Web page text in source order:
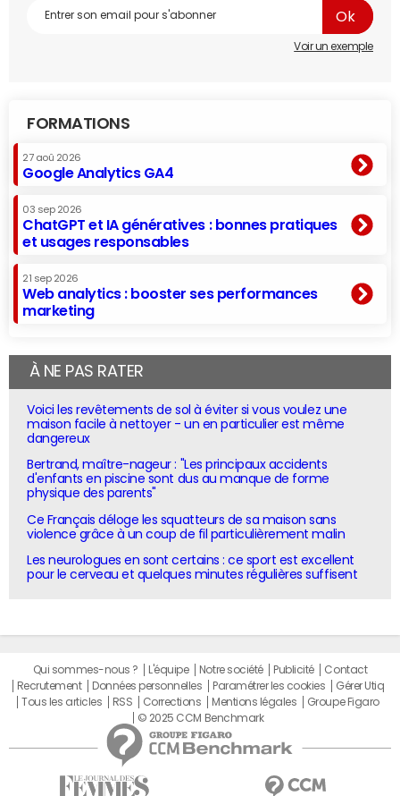
Voir un exemple
FORMATIONS
27 aoû 2026
Google Analytics GA4
03 sep 2026
ChatGPT et IA génératives : bonnes pratiques
et usages responsables
21 sep 2026
Web analytics : booster ses performances
marketing
À NE PAS RATER
Voici les revêtements de sol à éviter si vous voulez une
maison facile à nettoyer - un en particulier est même
dangereux
Bertrand, maître-nageur : "Les principaux accidents
d'enfants en piscine sont dus au manque de forme
physique des parents"
Ce Français déloge les squatteurs de sa maison sans
violence grâce à un coup de fil particulièrement malin
Les neurologues en sont certains : ce sport est excellent
pour le cerveau et quelques minutes régulières suffisent
Qui sommes-nous ? L'équipe Notre société Publicité
Contact
Recrutement
Données personnelles Paramétrer les cookies
Gérer Utiq
Tous les articles
RSS Corrections Mentions légales
Groupe Figaro
© 2025 CCM Benchmark